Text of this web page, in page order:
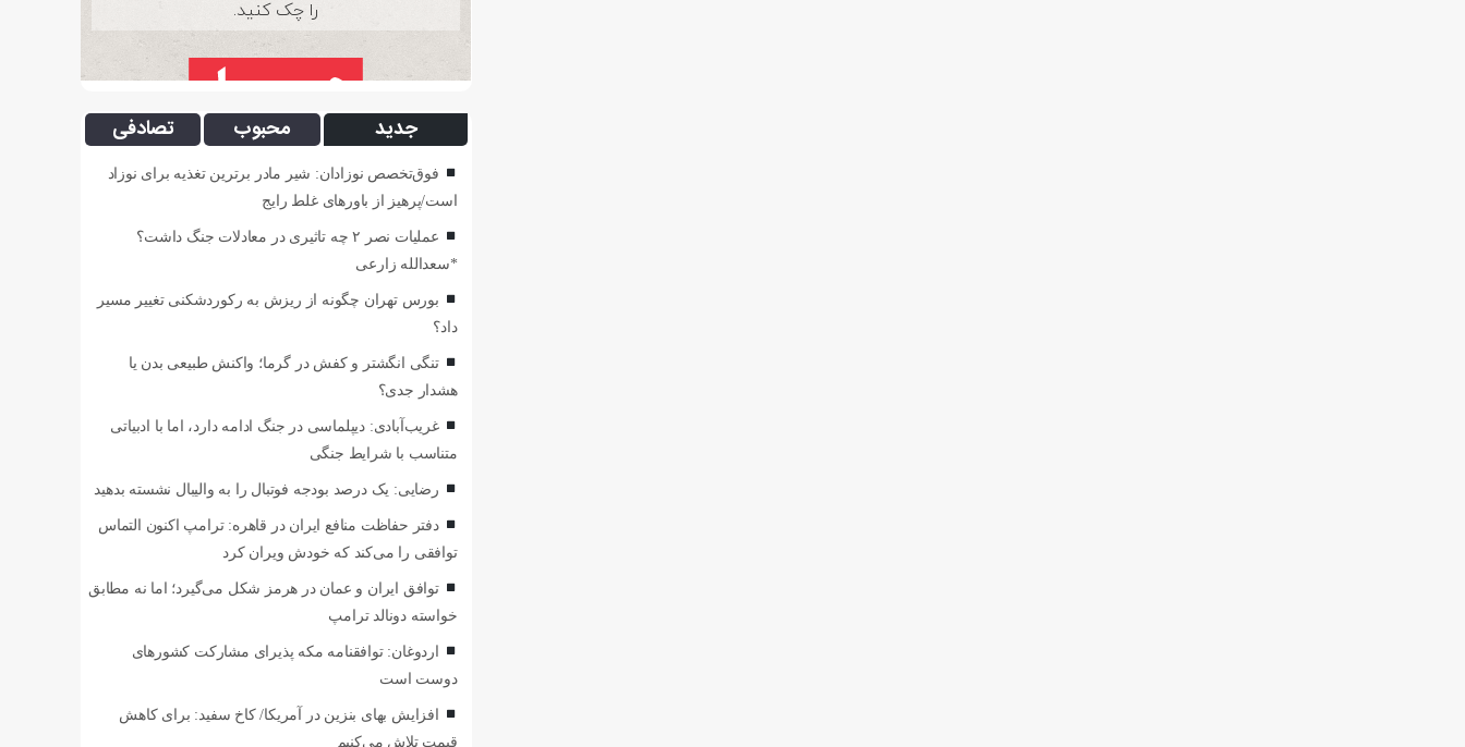
جدید محبوب تصادفی
فوق‌تخصص نوزادان: شیر مادر برترین تغذیه برای نوزاد
است/پرهیز از باورهای غلط رایج
عملیات نصر ۲ چه تاثیری در معادلات جنگ داشت؟
*سعدالله زارعی
بورس تهران چگونه از ریزش به رکوردشکنی تغییر مسیر
داد؟
تنگی انگشتر و کفش در گرما؛ واکنش طبیعی بدن یا
هشدار جدی؟
غریب‌آبادی: دیپلماسی در جنگ ادامه دارد، اما با ادبیاتی
متناسب با شرایط جنگی
رضایی: یک درصد بودجه فوتبال را به والیبال نشسته بدهید
دفتر حفاظت منافع ایران در قاهره: ترامپ اکنون التماس
توافقی را می‌کند که خودش ویران کرد
توافق ایران و عمان در هرمز شکل می‌گیرد؛ اما نه مطابق
خواسته دونالد ترامپ
اردوغان: توافقنامه مکه پذیرای مشارکت کشورهای
دوست است
افزایش بهای بنزین در آمریکا/ کاخ سفید: برای کاهش
قیمت تلاش می‌کنیم